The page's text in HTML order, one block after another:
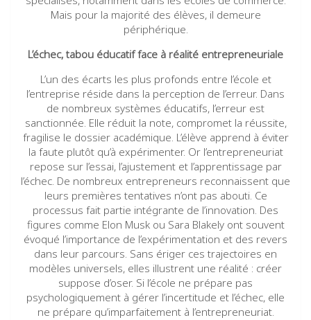
Mais pour la majorité des élèves, il demeure
périphérique.
L’échec, tabou éducatif face à réalité entrepreneuriale
L’un des écarts les plus profonds entre l’école et
l’entreprise réside dans la perception de l’erreur. Dans
de nombreux systèmes éducatifs, l’erreur est
sanctionnée. Elle réduit la note, compromet la réussite,
fragilise le dossier académique. L’élève apprend à éviter
la faute plutôt qu’à expérimenter. Or l’entrepreneuriat
repose sur l’essai, l’ajustement et l’apprentissage par
l’échec. De nombreux entrepreneurs reconnaissent que
leurs premières tentatives n’ont pas abouti. Ce
processus fait partie intégrante de l’innovation. Des
figures comme Elon Musk ou Sara Blakely ont souvent
évoqué l’importance de l’expérimentation et des revers
dans leur parcours. Sans ériger ces trajectoires en
modèles universels, elles illustrent une réalité : créer
suppose d’oser. Si l’école ne prépare pas
psychologiquement à gérer l’incertitude et l’échec, elle
ne prépare qu’imparfaitement à l’entrepreneuriat.